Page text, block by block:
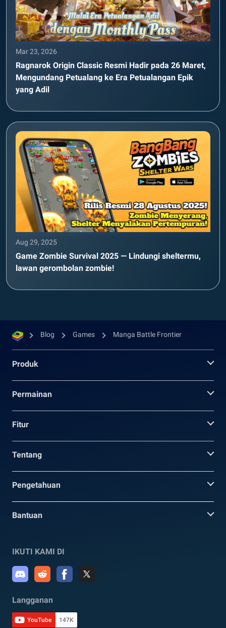
Mar 23, 2026
Ragnarok Origin Classic Resmi Hadir pada 26 Maret,
Mengundang Petualang ke Era Petualangan Epik
yang Adil
Aug 29, 2025
Game Zombie Survival 2025 — Lindungi sheltermu,
lawan gerombolan zombie!
Blog Games Manga Battle Frontier
Produk
Permainan
Fitur
Tentang
Pengetahuan
Bantuan
IKUTI KAMI DI
Langganan
YouTube 147K